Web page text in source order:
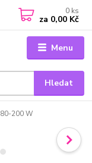
Menu
Hledat
0 ks
za 0,00 Kč
80-200 W